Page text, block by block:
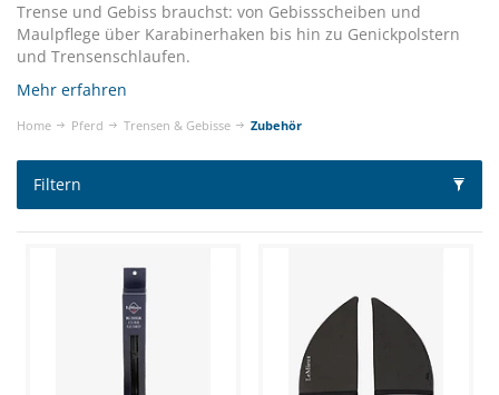
Trense und Gebiss brauchst: von Gebissscheiben und
Maulpflege über Karabinerhaken bis hin zu Genickpolstern
und Trensenschlaufen.
Mehr erfahren
Home Pferd Trensen & Gebisse Zubehör
Filtern